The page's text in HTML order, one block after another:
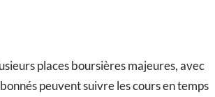
places boursières majeures, avec
peuvent suivre les cours en temps